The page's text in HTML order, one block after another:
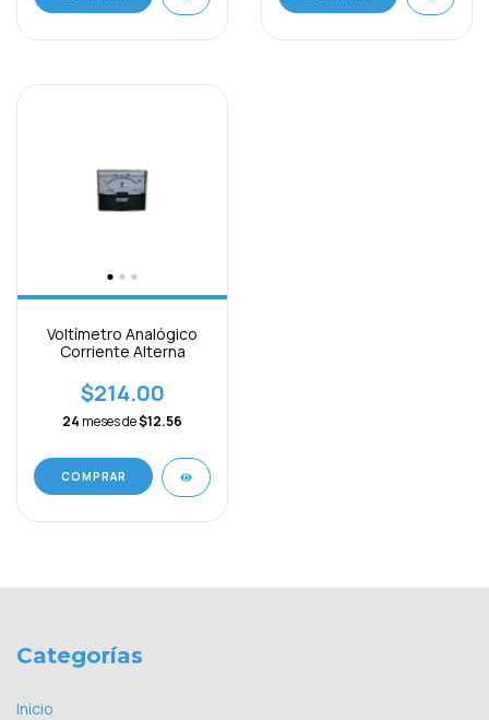
Voltímetro Analógico
Corriente Alterna
$214.00
24 meses de$12.56
COMPRAR
Categorías
Inicio